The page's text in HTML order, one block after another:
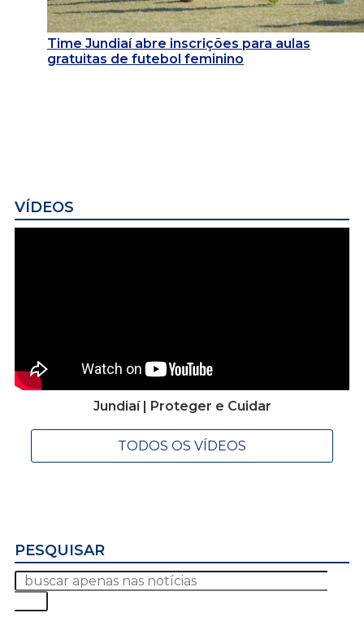
Time Jundiaí abre inscrições para aulas
gratuitas de futebol feminino
VÍDEOS
Jundiaí | Proteger e Cuidar
TODOS OS VÍDEOS
PESQUISAR